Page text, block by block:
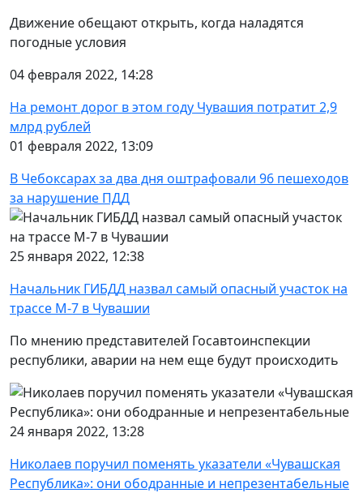
Движение обещают открыть, когда наладятся
погодные условия
04 февраля 2022, 14:28
На ремонт дорог в этом году Чувашия потратит 2,9
млрд рублей
01 февраля 2022, 13:09
В Чебоксарах за два дня оштрафовали 96 пешеходов
за нарушение ПДД
25 января 2022, 12:38
Начальник ГИБДД назвал самый опасный участок на
трассе М-7 в Чувашии
По мнению представителей Госавтоинспекции
республики, аварии на нем еще будут происходить
24 января 2022, 13:28
Николаев поручил поменять указатели «Чувашская
Республика»: они ободранные и непрезентабельные